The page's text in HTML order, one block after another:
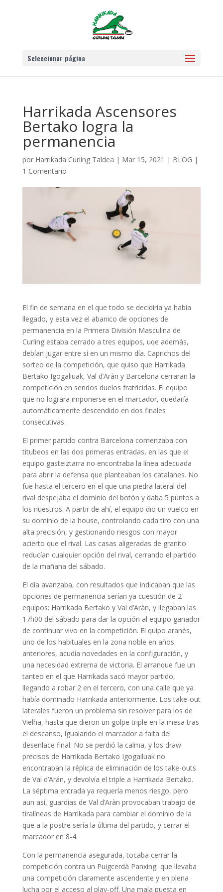
Seleccionar página
Harrikada Ascensores
Bertako logra la
permanencia
por Harrikada Curling Taldea | Mar 15, 2021 | BLOG |
1 Comentario
El fin de semana en el que todo se decidiría ya había
llegado, y esta vez el abanico de opciones de
permanencia en la Primera División Masculina de
Curling estaba cerrado a tres equipos, uqe además,
debían jugar entre sí en un mismo día. Caprichos del
sorteo de la competición, que quiso que Harrikada
Bertako Igogaliuak, Val d’Aràn y Barcelona cerraran la
competición en sendos duelos fratricidas. El equipo
que no lograra imponerse en el marcador, quedaría
automáticamente descendido en dos finales
consecutivas.
El primer partido contra Barcelona comenzaba con
titubeos en las dos primeras entradas, en las que el
equipo gasteiztarra no encontraba la línea adecuada
para abrir la defensa que planteaban los catalanes. No
fue hasta el tercero en el que una piedra lateral del
rival despejaba el dominio del botón y daba 5 puntos a
los nuestros. A partir de ahí, el equipo dio un vuelco en
su dominio de la house, controlando cada tiro con una
alta precisión, y gestionando riesgos con mayor
acierto que el rival. Las casas aligeradas de granito
reducían cualquier opción del rival, cerrando el partido
de la mañana del sábado.
El día avanzaba, con resultados que indicaban que las
opciones de permanencia serían ya cuestión de 2
equipos: Harrikada Bertako y Val d’Aràn, y llegaban las
17h00 del sábado para dar la opción al equipo ganador
de continuar vivo en la competición. El quipo aranés,
uno de los habituales en la zona noble en años
anteriores, acudía novedades en la configuración, y
una necesidad extrema de victoria. El arranque fue un
tanteo en el que Harrikada sacó mayor partido,
llegando a robar 2 en el tercero, con una calle que ya
había dominado Harrikada anteriormente. Los take-out
laterales fueron un problema sin resolver para los de
Vielha, hasta que dieron un golpe triple en la mesa tras
el descanso, igualando el marcador a falta del
desenlace final. No se perdió la calma, y los draw
precisos de Harrikada Bertako Igogailuak no
encontraban la réplica de eliminación de los take-outs
de Val d’Arán, y devolvía el triple a Harrikada Bertako.
La séptima entrada ya requería menos riesgo, pero
aun así, guardias de Val d’Aràn provocaban trabajo de
tiralíneas de Harrikada para cambiar el dominio de la
que a la postre sería la última del partido, y cerrar el
marcador en 8-4.
Con la permanencia asegurada, tocaba cerrar la
competición contra un Puigcerdà Panxing que llevaba
una competición claramente ascendente y en plena
lucha por el acceso al play-off. Una mala puesta en